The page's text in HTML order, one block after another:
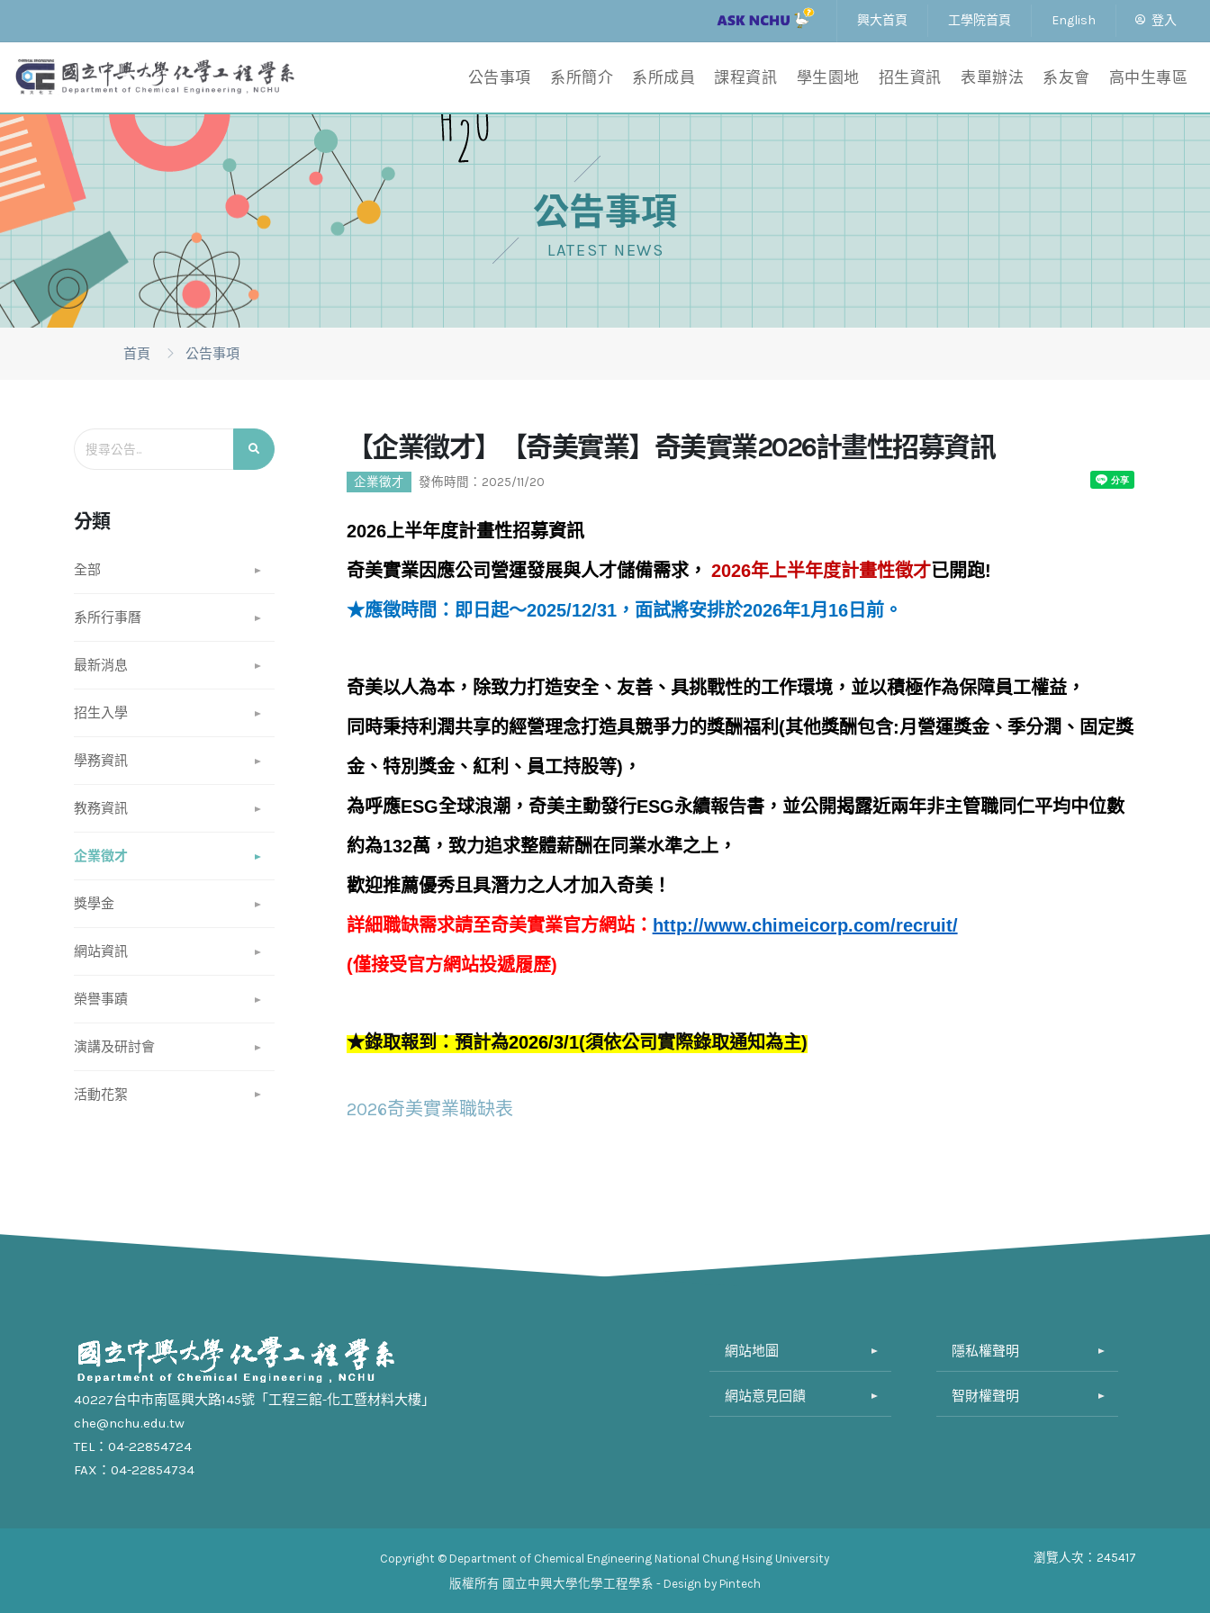
興大首頁 工學院首頁 English 登入
公告事項 系所簡介 系所成員 課程資訊 學生園地 招生資訊 表單辦法 系友會 高中生專區
公告事項
LATEST NEWS
首頁 公告事項
分類
全部
系所行事曆
最新消息
招生入學
學務資訊
教務資訊
企業徵才
獎學金
網站資訊
榮譽事蹟
演講及研討會
活動花絮
【企業徵才】【奇美實業】奇美實業2026計畫性招募資訊
企業徵才 發佈時間：2025/11/20
2026上半年度計畫性招募資訊
奇美實業因應公司營運發展與人才儲備需求， 2026年上半年度計畫性徵才已開跑!
★應徵時間：即日起～2025/12/31，面試將安排於2026年1月16日前。
奇美以人為本，除致力打造安全、友善、具挑戰性的工作環境，並以積極作為保障員工權益，
同時秉持利潤共享的經營理念打造具競爭力的獎酬福利(其他獎酬包含:月營運獎金、季分潤、固定獎
金、特別獎金、紅利、員工持股等)，
為呼應ESG全球浪潮，奇美主動發行ESG永續報告書，並公開揭露近兩年非主管職同仁平均中位數
約為132萬，致力追求整體薪酬在同業水準之上，
歡迎推薦優秀且具潛力之人才加入奇美！
詳細職缺需求請至奇美實業官方網站： http://www.chimeicorp.com/recruit/
(僅接受官方網站投遞履歷)
★錄取報到：預計為2026/3/1(須依公司實際錄取通知為主)
2026奇美實業職缺表
40227台中市南區興大路145號「工程三館-化工暨材料大樓」
che@nchu.edu.tw
TEL：04-22854724
FAX：04-22854734
網站地圖
網站意見回饋
隱私權聲明
智財權聲明
Copyright © Department of Chemical Engineering National Chung Hsing University
版權所有 國立中興大學化學工程學系 - Design by Pintech
瀏覽人次：245417